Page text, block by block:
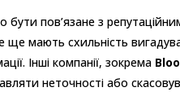
бути пов’язане з
ще мають схильність
Інші компанії, зокрема
неточності або